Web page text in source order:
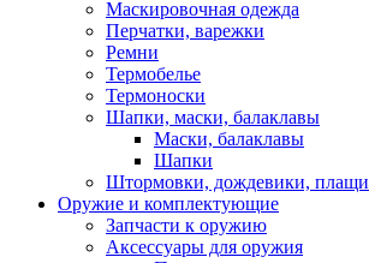
Маскировочная одежда
Перчатки, варежки
Ремни
Термобелье
Термоноски
Шапки, маски, балаклавы
Маски, балаклавы
Шапки
Штормовки, дождевики, плащи
Оружие и комплектующие
Запчасти к оружию
Аксессуары для оружия